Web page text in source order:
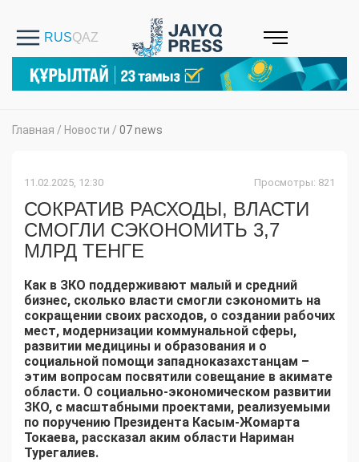
Главная / Новости / 07 news
11.02.2025, 12:30 Просмотры: 821
СОКРАТИВ РАСХОДЫ, ВЛАСТИ
СМОГЛИ СЭКОНОМИТЬ 3,7
МЛРД ТЕНГЕ
Как в ЗКО поддерживают малый и средний
бизнес, сколько власти смогли сэкономить на
сокращении своих расходов, о создании рабочих
мест, модернизации коммунальной сферы,
развитии медицины и образования и о
социальной помощи западноказахстанцам –
этим вопросам посвятили совещание в акимате
области. О социально-экономическом развитии
ЗКО, с масштабными проектами, реализуемыми
по поручению Президента Касым-Жомарта
Токаева, рассказал аким области Нариман
Турегалиев.